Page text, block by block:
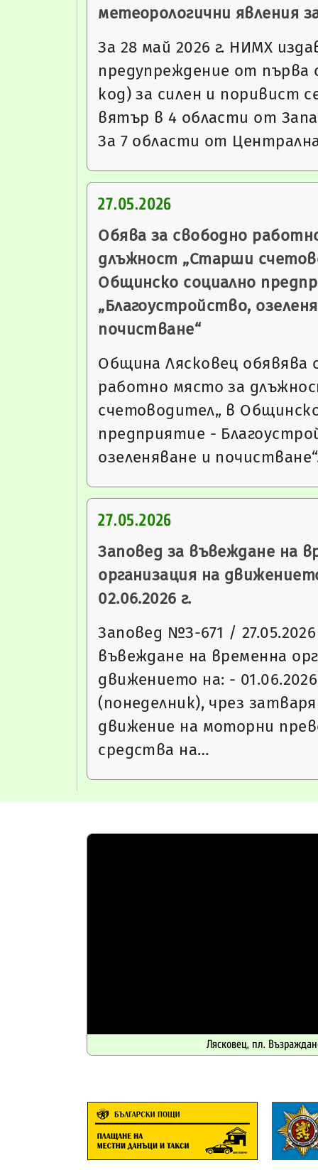
метеорологични явления
За 28 май 2026 г. НИМХ
предупреждение от
код) за силен и поривист
вятър в 4 области от
За 7 области от
27.05.2026
Обява за свободно
длъжност „Старши
Общинско социално
„Благоустройство,
почистване“
Община Лясковец обявява
работно място за
счетоводител„ в
предприятие -
озеленяване и
27.05.2026
Заповед за въвеждане на
организация на
02.06.2026 г.
Заповед №З-671 / 27.05.2026
въвеждане на временна
движението на: - 01.06.2026
(понеделник), чрез
движение на моторни
средства на…
Лясковец, пл.